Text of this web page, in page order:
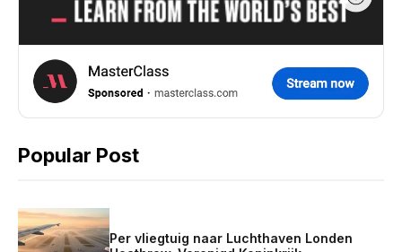
Popular Post
Per vliegtuig naar Luchthaven Londen